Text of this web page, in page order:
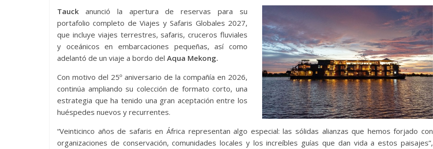
Tauck anunció la apertura de reservas para su
portafolio completo de Viajes y Safaris Globales 2027,
que incluye viajes terrestres, safaris, cruceros fluviales
y oceánicos en embarcaciones pequeñas, así como
adelantó de un viaje a bordo del Aqua Mekong.
Con motivo del 25º aniversario de la compañía en 2026,
continúa ampliando su colección de formato corto, una
estrategia que ha tenido una gran aceptación entre los
huéspedes nuevos y recurrentes.
“Veinticinco años de safaris en África representan algo especial: las sólidas alianzas que hemos forjado con
organizaciones de conservación, comunidades locales y los increíbles guías que dan vida a estos paisajes”,